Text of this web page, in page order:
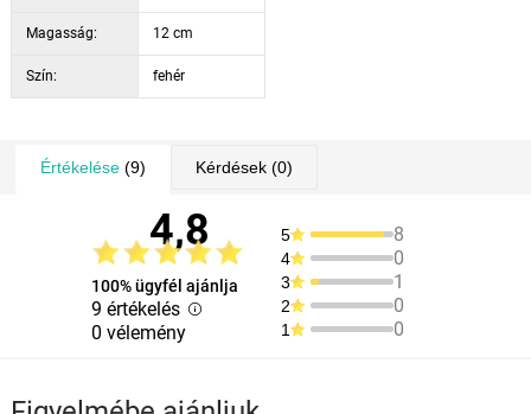
Magasság: 12 cm
Szín: fehér
Értékelése(9) Kérdések(0)
4,8
100% ügyfél ajánlja
9 értékelés
0 vélemény
5 8
4 0
3 1
2 0
1 0